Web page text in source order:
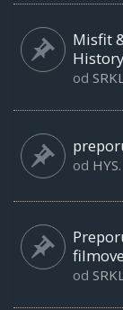
Misfit
History
od
od HYS.
filmove
od